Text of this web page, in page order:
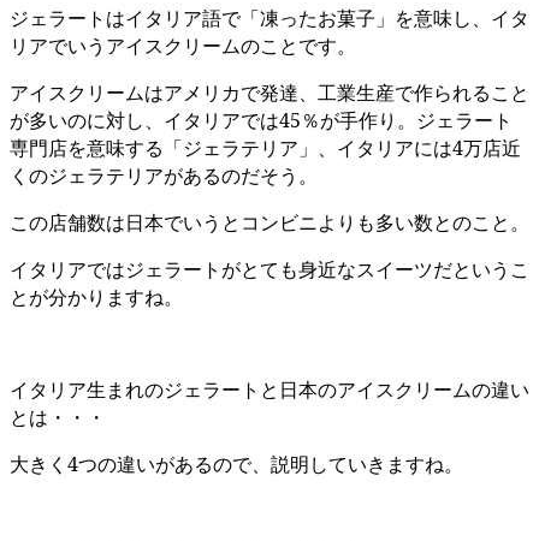
ジェラートはイタリア語で「凍ったお菓子」を意味し、イタ
リアでいうアイスクリームのことです。
アイスクリームはアメリカで発達、工業生産で作られること
が多いのに対し、イタリアでは45％が手作り。ジェラート
専門店を意味する「ジェラテリア」、イタリアには4万店近
くのジェラテリアがあるのだそう。
この店舗数は日本でいうとコンビニよりも多い数とのこと。
イタリアではジェラートがとても身近なスイーツだというこ
とが分かりますね。
イタリア生まれのジェラートと日本のアイスクリームの違い
とは・・・
大きく4つの違いがあるので、説明していきますね。